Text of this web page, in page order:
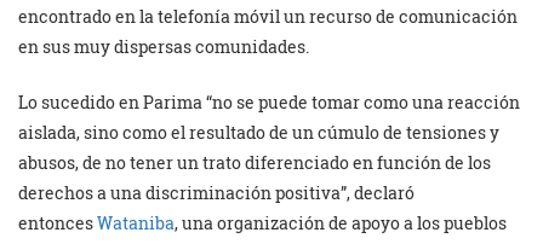
encontrado en la telefonía móvil un recurso de comunicación
en sus muy dispersas comunidades.
Lo sucedido en Parima “no se puede tomar como una reacción
aislada, sino como el resultado de un cúmulo de tensiones y
abusos, de no tener un trato diferenciado en función de los
derechos a una discriminación positiva”, declaró
entoncesWataniba, una organización de apoyo a los pueblos